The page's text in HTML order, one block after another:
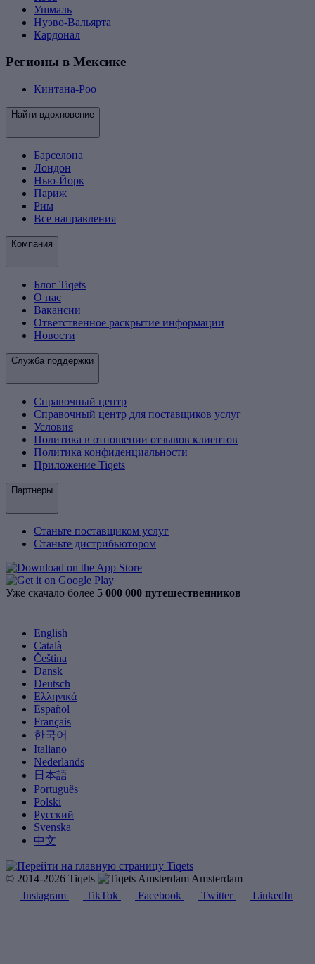
Ушмаль
Нуэво-Вальярта
Кардонал
Регионы в Мексике
Кинтана-Роо
Найти вдохновение
Барселона
Лондон
Нью-Йорк
Париж
Рим
Все направления
Компания
Блог Tiqets
О нас
Вакансии
Ответственное раскрытие информации
Новости
Служба поддержки
Справочный центр
Справочный центр для поставщиков услуг
Условия
Политика в отношении отзывов клиентов
Политика конфиденциальности
Приложение Tiqets
Партнеры
Станьте поставщиком услуг
Станьте дистрибьютором
Уже скачало более 5 000 000 путешественников
English
Català
Čeština
Dansk
Deutsch
Ελληνικά
Español
Français
한국어
Italiano
Nederlands
日本語
Português
Polski
Русский
Svenska
中文
© 2014-2026 Tiqets
Amsterdam
Instagram
TikTok Facebook Twitter LinkedIn